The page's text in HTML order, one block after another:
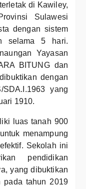
di Kawiley,
Sulawesi
dengan sistem
selama 5 hari.
Yayasan
BITUNG dan
dengan
yang
1910.
luas tanah 900
menampung
Sekolah ini
pendidikan
yang dibuktikan
pada tahun 2019